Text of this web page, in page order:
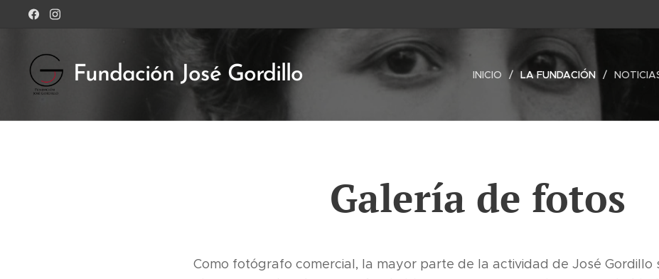
Fundación José Gordillo INICIO LA FUNDACIÓN
Galería de fotos
Como fotógrafo comercial, la mayor parte de la actividad de José Gordillo